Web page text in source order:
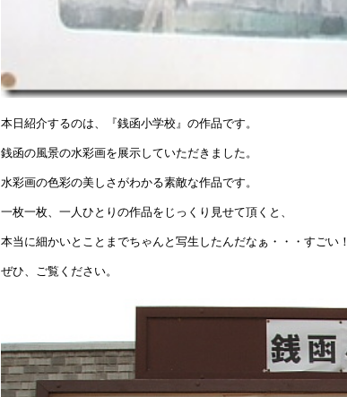
本日紹介するのは、『銭函小学校』の作品です。
銭函の風景の水彩画を展示していただきました。
水彩画の色彩の美しさがわかる素敵な作品です。
一枚一枚、一人ひとりの作品をじっくり見せて頂くと、
本当に細かいとことまでちゃんと写生したんだなぁ・・・すごい！
ぜひ、ご覧ください。